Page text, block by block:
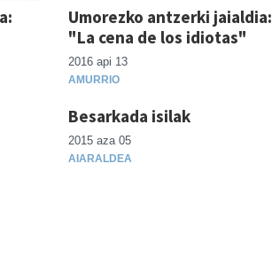
Umorezko antzerki jaialdia:
"La cena de los idiotas"
2016 api 13
AMURRIO
Besarkada isilak
2015 aza 05
AIARALDEA